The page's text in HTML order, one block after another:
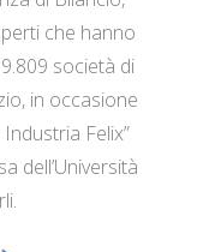
che hanno
società di
in occasione
Felix”
dell’Università